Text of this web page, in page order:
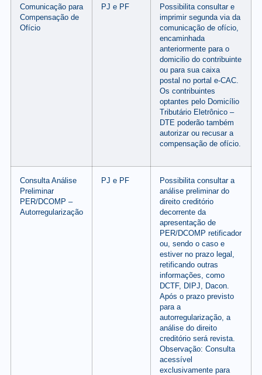
Comunicação para
Compensação de
Ofício
PJ e PF
Possibilita consultar e
imprimir segunda via da
comunicação de ofício,
encaminhada
anteriormente para o
domicilio do contribuinte
ou para sua caixa
postal no portal e-CAC.
Os contribuintes
optantes pelo Domicílio
Tributário Eletrônico –
DTE poderão também
autorizar ou recusar a
compensação de ofício.
Consulta Análise
Preliminar
PER/DCOMP –
Autorregularização
PJ e PF
Possibilita consultar a
análise preliminar do
direito creditório
decorrente da
apresentação de
PER/DCOMP retificador
ou, sendo o caso e
estiver no prazo legal,
retificando outras
informações, como
DCTF, DIPJ, Dacon.
Após o prazo previsto
para a
autorregularização, a
análise do direito
creditório será revista.
Observação: Consulta
acessível
exclusivamente para